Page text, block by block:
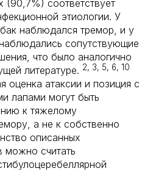
соответствует
этиологии. У
наблюдался тремор, и у
сопутствующие
что было аналогично
литературе. 2, 3, 5, 6, 10
оценка атаксии и позиция с
лапами могут быть
к тяжелому
а не к собственно
описанных
можно считать